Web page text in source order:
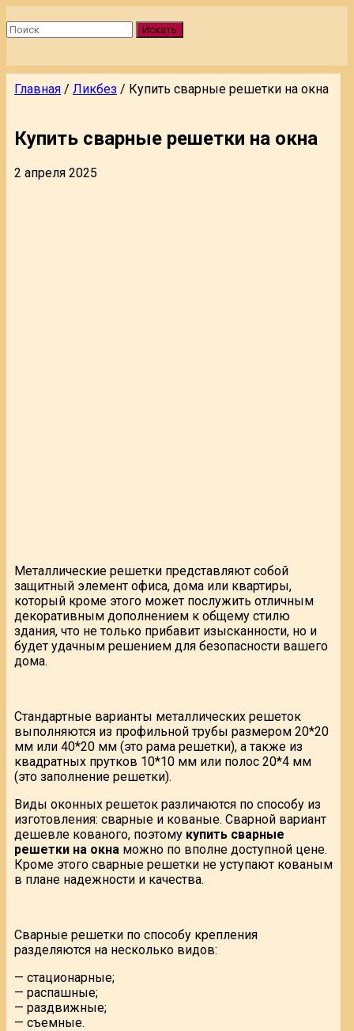
Искать
Главная / Ликбез / Купить сварные решетки на окна
Купить сварные решетки на окна
2 апреля 2025
Металлические решетки представляют собой
защитный элемент офиса, дома или квартиры,
который кроме этого может послужить отличным
декоративным дополнением к общему стилю
здания, что не только прибавит изысканности, но и
будет удачным решением для безопасности вашего
дома.
Стандартные варианты металлических решеток
выполняются из профильной трубы размером 20*20
мм или 40*20 мм (это рама решетки), а также из
квадратных прутков 10*10 мм или полос 20*4 мм
(это заполнение решетки).
Виды оконных решеток различаются по способу из
изготовления: сварные и кованые. Сварной вариант
дешевле кованого, поэтому купить сварные
решетки на окна можно по вполне доступной цене.
Кроме этого сварные решетки не уступают кованым
в плане надежности и качества.
Сварные решетки по способу крепления
разделяются на несколько видов:
— стационарные;
— распашные;
— раздвижные;
— съемные.